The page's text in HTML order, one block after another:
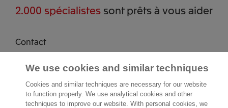
2.000 spécialistes sont prêts à vous aider
Contact
Avenue Reine Astrid 166
1780 Wemmel
Belgique
Lieu
We use cookies and similar techniques
Cookies and similar techniques are necessary for our website
to function properly. We use analytical cookies and other
techniques to improve our website. With personal cookies, we